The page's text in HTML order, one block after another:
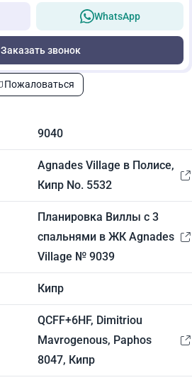
WhatsApp
Заказать звонок
Пожаловаться
9040
Agnades Village в Полисе,
Кипр No. 5532
Планировка Виллы с 3
спальнями в ЖК Agnades
Village № 9039
Кипр
QCFF+6HF, Dimitriou
Mavrogenous, Paphos
8047, Кипр